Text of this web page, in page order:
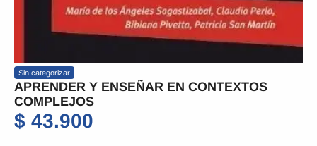
Sin categorizar
APRENDER Y ENSEÑAR EN CONTEXTOS
COMPLEJOS
$ 43.900